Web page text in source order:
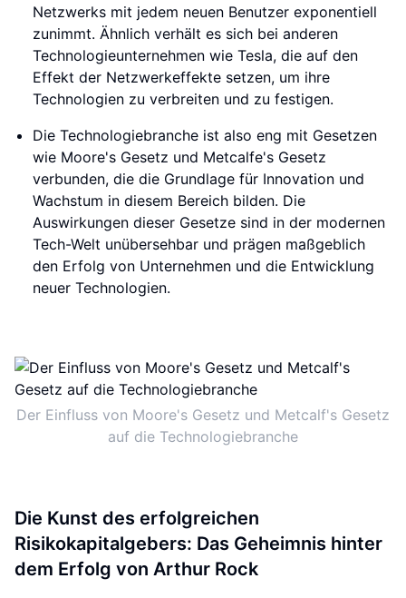
Netzwerks mit jedem neuen Benutzer exponentiell
zunimmt. Ähnlich verhält es sich bei anderen
Technologieunternehmen wie Tesla, die auf den
Effekt der Netzwerkeffekte setzen, um ihre
Technologien zu verbreiten und zu festigen.
Die Technologiebranche ist also eng mit Gesetzen
wie Moore's Gesetz und Metcalfe's Gesetz
verbunden, die die Grundlage für Innovation und
Wachstum in diesem Bereich bilden. Die
Auswirkungen dieser Gesetze sind in der modernen
Tech-Welt unübersehbar und prägen maßgeblich
den Erfolg von Unternehmen und die Entwicklung
neuer Technologien.
Der Einfluss von Moore's Gesetz und Metcalf's Gesetz
auf die Technologiebranche
Die Kunst des erfolgreichen
Risikokapitalgebers: Das Geheimnis hinter
dem Erfolg von Arthur Rock